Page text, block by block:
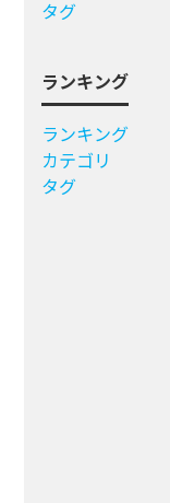
タグ
ランキング
ランキング
カテゴリ
タグ